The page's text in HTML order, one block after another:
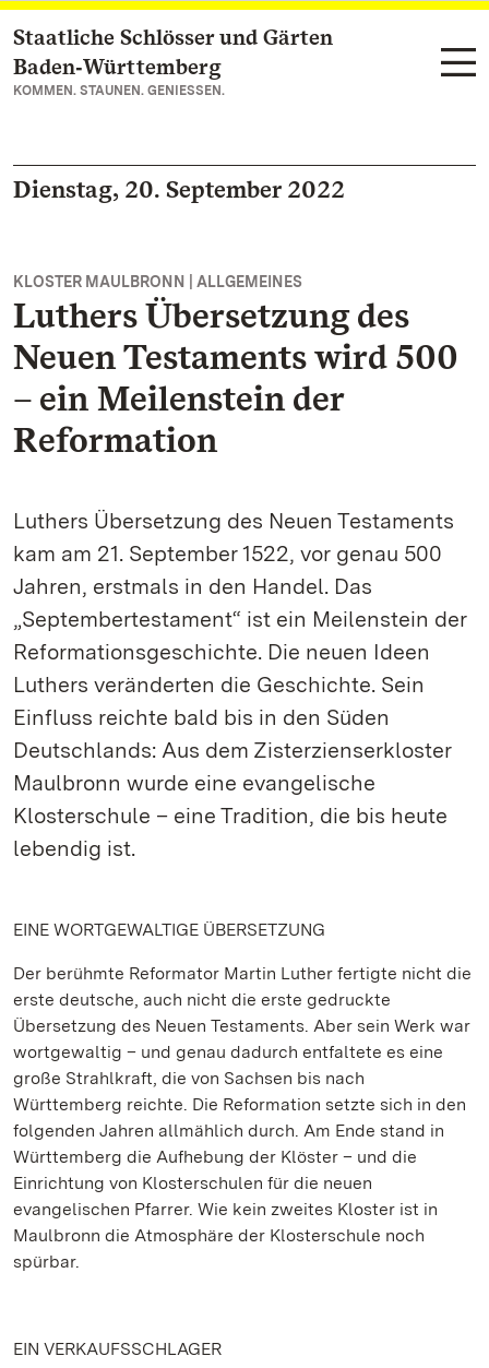
Zum Hauptinhalt springen
Staatliche Schlösser und Gärten
Baden‑Württemberg
KOMMEN. STAUNEN. GENIESSEN.
Dienstag, 20. September 2022
KLOSTER MAULBRONN | ALLGEMEINES
Luthers Übersetzung des
Neuen Testaments wird 500
– ein Meilenstein der
Reformation
Luthers Übersetzung des Neuen Testaments
kam am 21. September 1522, vor genau 500
Jahren, erstmals in den Handel. Das
„Septembertestament“ ist ein Meilenstein der
Reformationsgeschichte. Die neuen Ideen
Luthers veränderten die Geschichte. Sein
Einfluss reichte bald bis in den Süden
Deutschlands: Aus dem Zisterzienserkloster
Maulbronn wurde eine evangelische
Klosterschule – eine Tradition, die bis heute
lebendig ist.
EINE WORTGEWALTIGE ÜBERSETZUNG
Der berühmte Reformator Martin Luther fertigte nicht die
erste deutsche, auch nicht die erste gedruckte
Übersetzung des Neuen Testaments. Aber sein Werk war
wortgewaltig – und genau dadurch entfaltete es eine
große Strahlkraft, die von Sachsen bis nach
Württemberg reichte. Die Reformation setzte sich in den
folgenden Jahren allmählich durch. Am Ende stand in
Württemberg die Aufhebung der Klöster – und die
Einrichtung von Klosterschulen für die neuen
evangelischen Pfarrer. Wie kein zweites Kloster ist in
Maulbronn die Atmosphäre der Klosterschule noch
spürbar.
EIN VERKAUFSSCHLAGER